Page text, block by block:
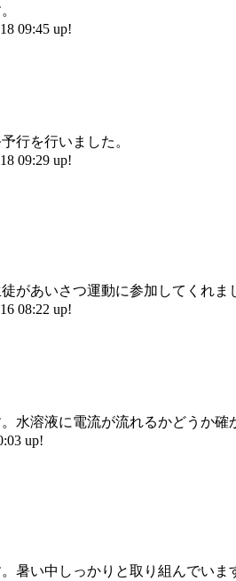
09:45 up!
行を行いました。
09:29 up!
があいさつ運動に参加してくれま
08:22 up!
水溶液に電流が流れるかどうか確
up!
暑い中しっかりと取り組んでいま